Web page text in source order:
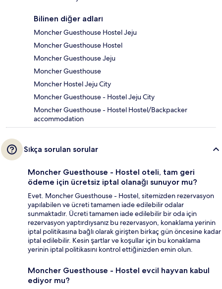
Bilinen diğer adları
Moncher Guesthouse Hostel Jeju
Moncher Guesthouse Hostel
Moncher Guesthouse Jeju
Moncher Guesthouse
Moncher Hostel Jeju City
Moncher Guesthouse - Hostel Jeju City
Moncher Guesthouse - Hostel Hostel/Backpacker
accommodation
Sıkça sorulan sorular
Moncher Guesthouse - Hostel oteli, tam geri
ödeme için ücretsiz iptal olanağı sunuyor mu?
Evet. Moncher Guesthouse - Hostel, sitemizden rezervasyon
yapılabilen ve ücreti tamamen iade edilebilir odalar
sunmaktadır. Ücreti tamamen iade edilebilir bir oda için
rezervasyon yaptırdıysanız bu rezervasyon, konaklama yerinin
iptal politikasına bağlı olarak girişten birkaç gün öncesine kadar
iptal edilebilir. Kesin şartlar ve koşullar için bu konaklama
yerinin iptal politikasını kontrol ettiğinizden emin olun.
Moncher Guesthouse - Hostel evcil hayvan kabul
ediyor mu?